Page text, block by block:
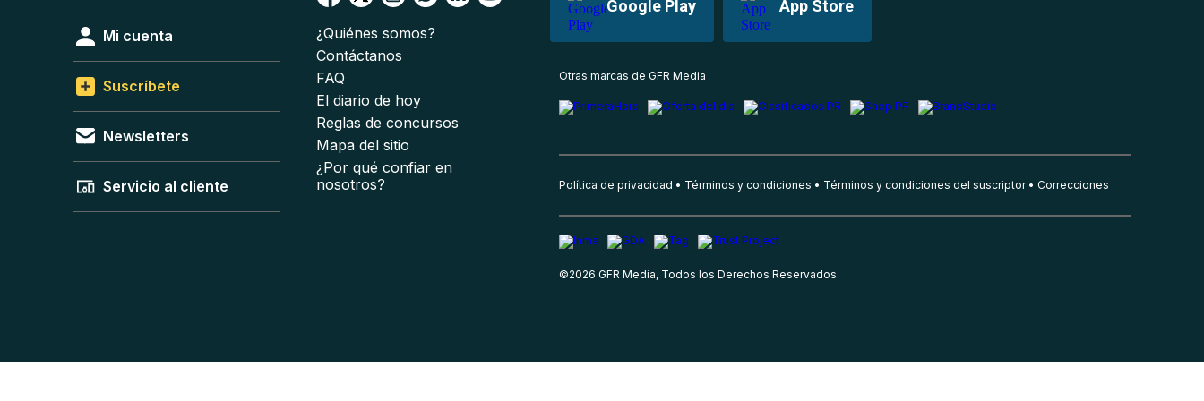
Google Play App Store
Mi cuenta
Suscríbete
Newsletters
Servicio al cliente
¿Quiénes somos?
Contáctanos
FAQ
El diario de hoy
Reglas de concursos
Mapa del sitio
¿Por qué confiar en
nosotros?
Otras marcas de GFR Media
Política de privacidad Términos y condiciones Términos y condiciones del suscriptor Correcciones
©2026 GFR Media, Todos los Derechos Reservados.